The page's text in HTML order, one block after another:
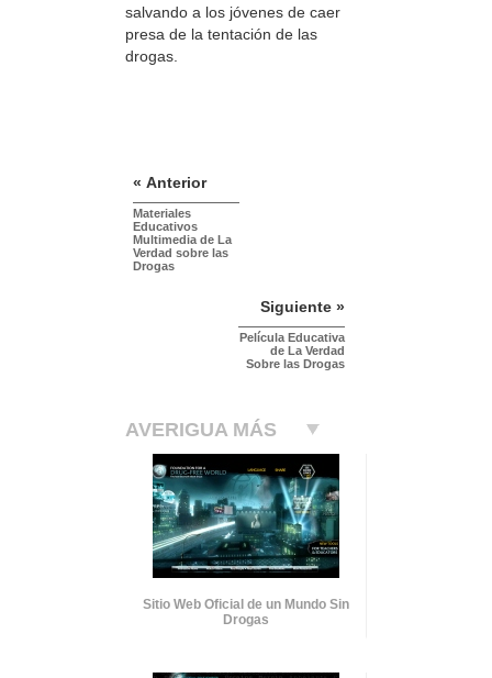
salvando a los jóvenes de caer
presa de la tentación de las
drogas.
« Anterior
Materiales
Educativos
Multimedia de La
Verdad sobre las
Drogas
Siguiente »
Película Educativa
de La Verdad
Sobre las Drogas
AVERIGUA MÁS
Sitio Web Oficial de un Mundo Sin
Drogas